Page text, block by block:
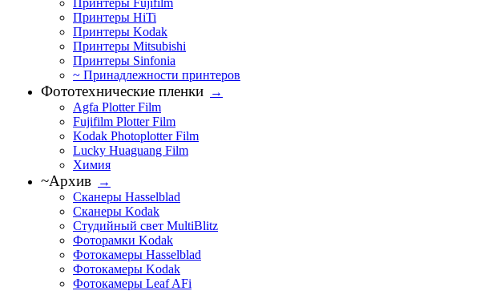
Принтеры Fujifilm
Принтеры HiTi
Принтеры Kodak
Принтеры Mitsubishi
Принтеры Sinfonia
~ Принадлежности принтеров
Фототехнические пленки
→
Agfa Plotter Film
Fujifilm Plotter Film
Kodak Photoplotter Film
Lucky Huaguang Film
Химия
~Архив
→
Сканеры Hasselblad
Сканеры Kodak
Студийный свет MultiBlitz
Фоторамки Kodak
Фотокамеры Hasselblad
Фотокамеры Kodak
Фотокамеры Leaf AFi